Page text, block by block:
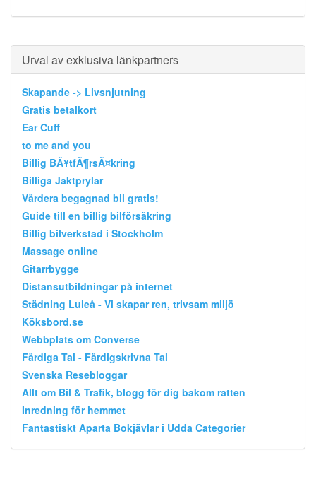
Urval av exklusiva länkpartners
Skapande -> Livsnjutning
Gratis betalkort
Ear Cuff
to me and you
Billig BÃ¥tfÃ¶rsÃ¤kring
Billiga Jaktprylar
Värdera begagnad bil gratis!
Guide till en billig bilförsäkring
Billig bilverkstad i Stockholm
Massage online
Gitarrbygge
Distansutbildningar på internet
Städning Luleå - Vi skapar ren, trivsam miljö
Köksbord.se
Webbplats om Converse
Färdiga Tal - Färdigskrivna Tal
Svenska Resebloggar
Allt om Bil & Trafik, blogg för dig bakom ratten
Inredning för hemmet
Fantastiskt Aparta Bokjävlar i Udda Categorier